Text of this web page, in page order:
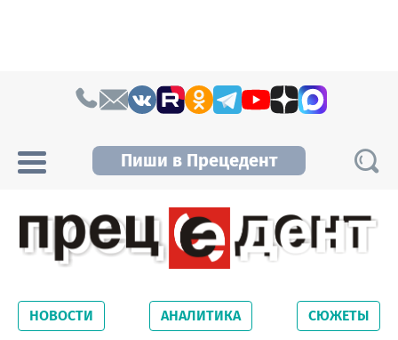
Пиши в Прецедент
Новосибирской области. Читайте свежие
новости на сайте сетевого издания
НОВОСТИ АНАЛИТИКА СЮЖЕТЫ